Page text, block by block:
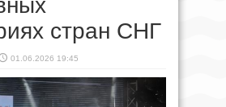
стран СНГ
01.06.2026 19:45